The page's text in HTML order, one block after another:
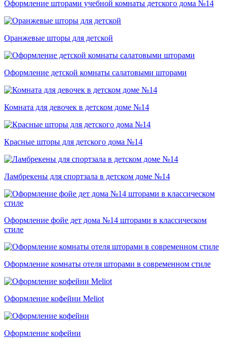
Оформление шторами учебной комнаты детского дома №14
Оранжевые шторы для детской
Оформление детской комнаты салатовыми шторами
Комната для девочек в детском доме №14
Красные шторы для детского дома №14
Ламбрекены для спортзала в детском доме №14
Оформление фойе дет дома №14 шторами в классическом
стиле
Оформление комнаты отеля шторами в современном стиле
Оформление кофейни Meliot
Оформление кофейни